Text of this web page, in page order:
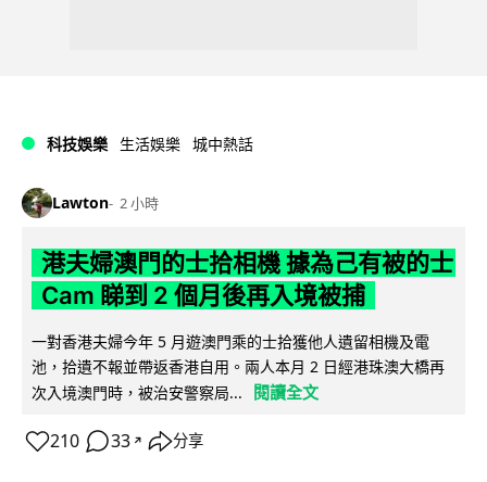
科技娛樂 生活娛樂 城中熱話
Lawton 2 小時
港夫婦澳門的士拾相機 據為己有被的士
Cam 睇到 2 個月後再入境被捕
一對香港夫婦今年 5 月遊澳門乘的士拾獲他人遺留相機及電
池，拾遺不報並帶返香港自用。兩人本月 2 日經港珠澳大橋再
次入境澳門時，被治安警察局...
閱讀全文
210 33 ↗ 分享